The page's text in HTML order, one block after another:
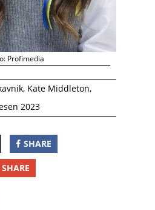
Profimedia
, Kate Middleton,
2023
SHARE
SHARE